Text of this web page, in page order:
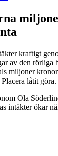
kraftigt
av den rörliga
miljoner
låtit göra.
Ola
intäkter ökar